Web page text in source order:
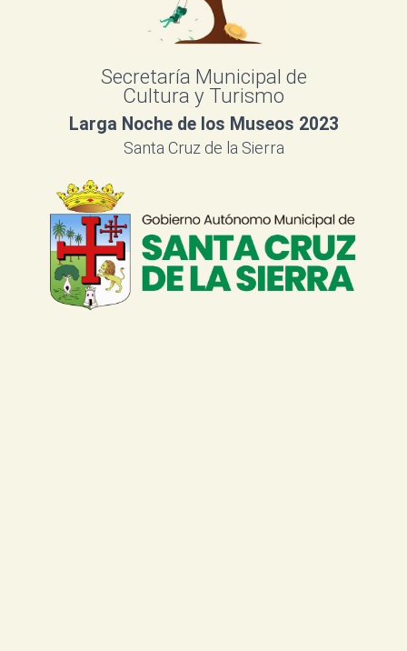
Secretaría Municipal de
Cultura y Turismo
Larga Noche de los Museos 2023
Santa Cruz de la Sierra